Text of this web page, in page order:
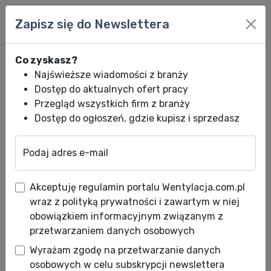
Nowy cennik produktów
ALNOR
Data publikacji: 30.11.2010
Od dnia 01.12.2010 r. obowiązywać będzie
Zapisz się do Newslettera
Co zyskasz?
Najświeższe wiadomości z branży
Dostęp do aktualnych ofert pracy
Przegląd wszystkich firm z branży
Dostęp do ogłoszeń, gdzie kupisz i sprzedasz
Podaj adres e-mail
Akceptuję regulamin portalu Wentylacja.com.pl
wraz z polityką prywatności i zawartym w niej
obowiązkiem informacyjnym związanym z
przetwarzaniem danych osobowych
Wyrażam zgodę na przetwarzanie danych
osobowych w celu subskrypcji newslettera